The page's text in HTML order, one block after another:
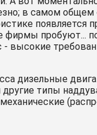
в самом
фирмы пробуют...
высокие
дизельные
типы